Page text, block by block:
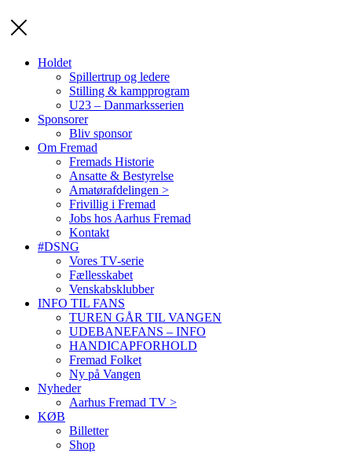
Holdet
Spillertrup og ledere
Stilling & kampprogram
U23 – Danmarksserien
Sponsorer
Bliv sponsor
Om Fremad
Fremads Historie
Ansatte & Bestyrelse
Amatørafdelingen >
Frivillig i Fremad
Jobs hos Aarhus Fremad
Kontakt
#DSNG
Vores TV-serie
Fællesskabet
Venskabsklubber
INFO TIL FANS
TUREN GÅR TIL VANGEN
UDEBANEFANS – INFO
HANDICAPFORHOLD
Fremad Folket
Ny på Vangen
Nyheder
Aarhus Fremad TV >
KØB
Billetter
Shop